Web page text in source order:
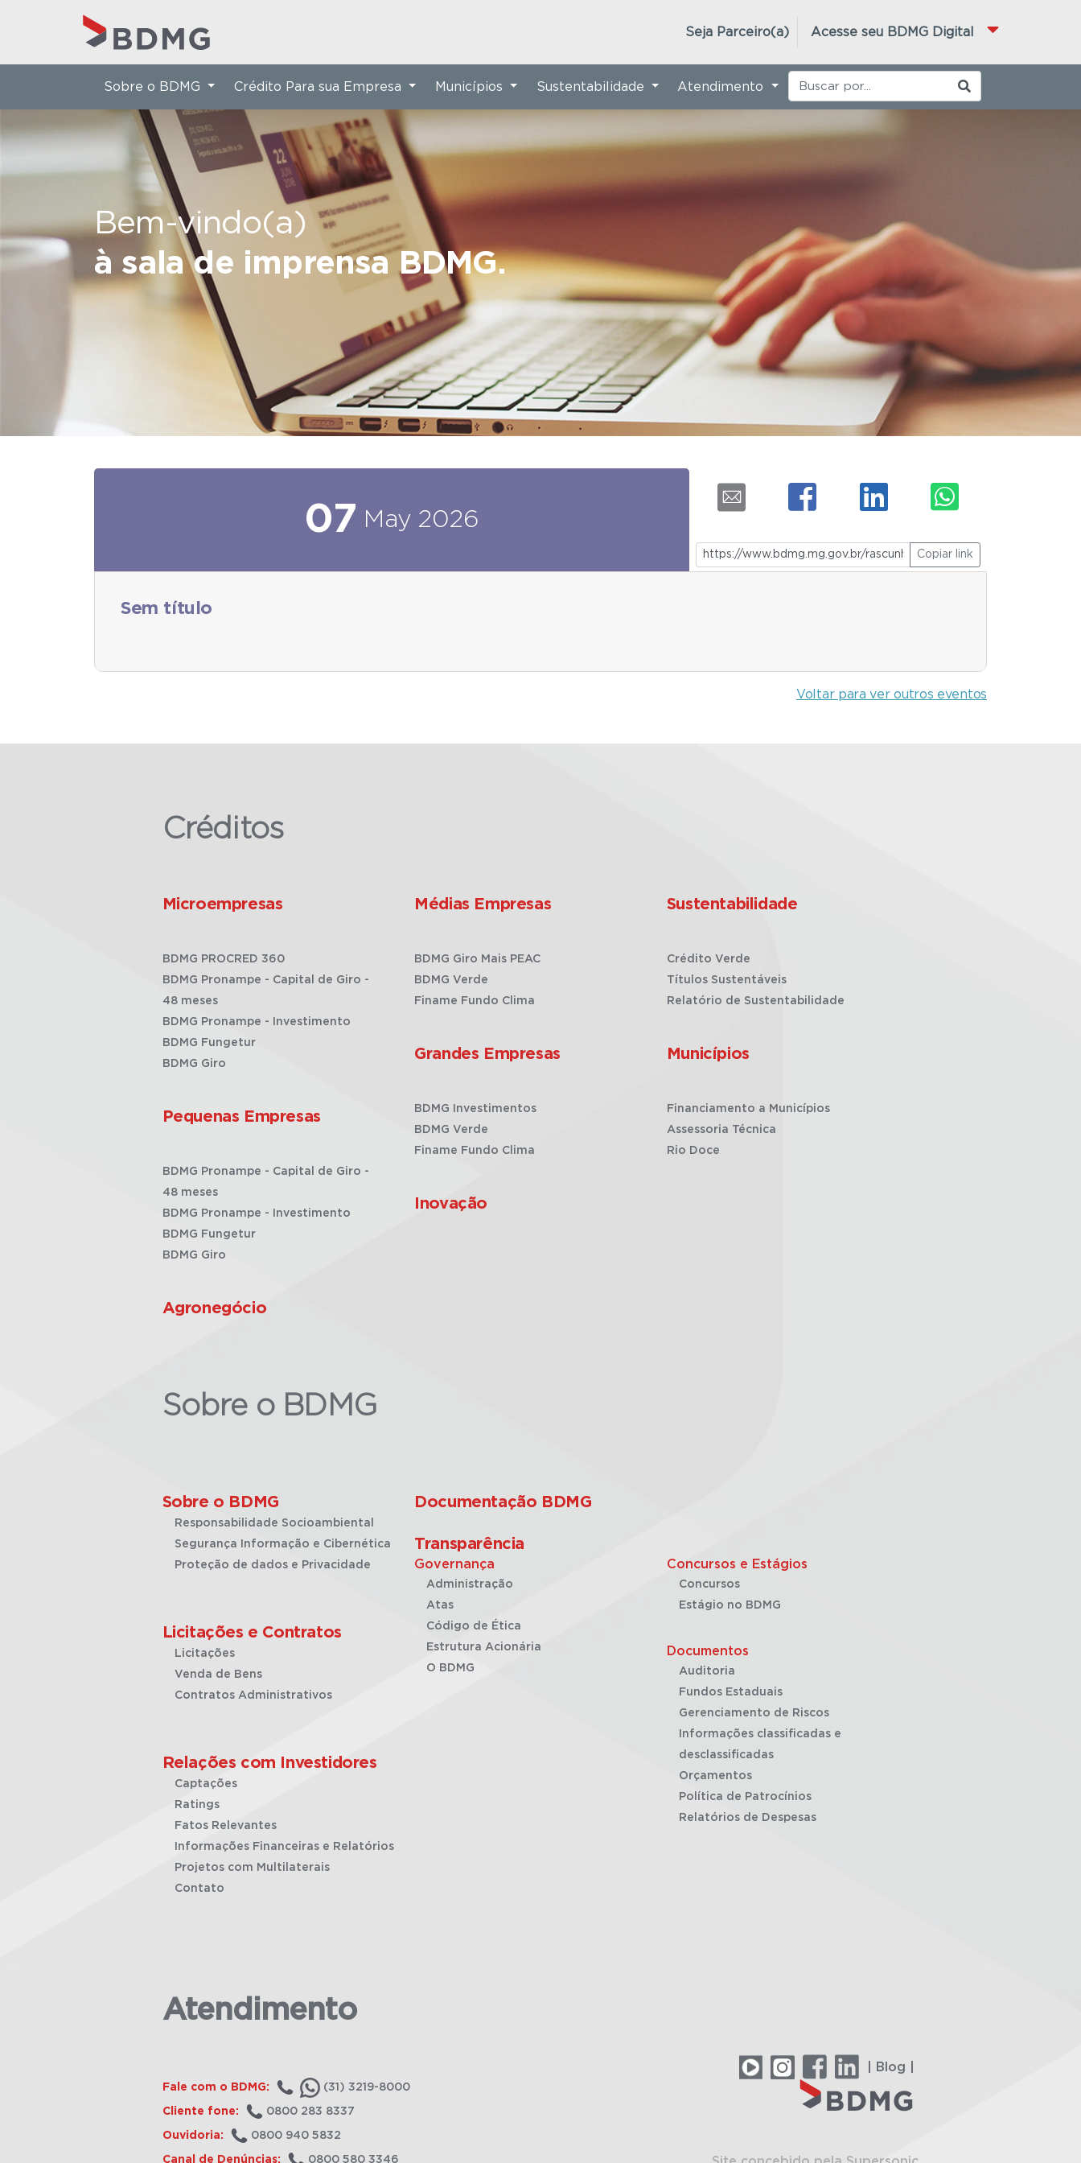
Acesse seu BDMG Digital
Seja Parceiro(a)
Bem-vindo(a)
à sala de imprensa BDMG.
Sobre o BDMG Crédito Para sua Empresa Municípios Sustentabilidade Atendimento
07 May 2026
Copiar link
Sem título
Voltar para ver outros eventos
Créditos
Microempresas
BDMG PROCRED 360
BDMG Pronampe - Capital de Giro -
48 meses
BDMG Pronampe - Investimento
BDMG Fungetur
BDMG Giro
Pequenas Empresas
BDMG Pronampe - Capital de Giro -
48 meses
BDMG Pronampe - Investimento
BDMG Fungetur
BDMG Giro
Agronegócio
Médias Empresas
BDMG Giro Mais PEAC
BDMG Verde
Finame Fundo Clima
Grandes Empresas
BDMG Investimentos
BDMG Verde
Finame Fundo Clima
Inovação
Sustentabilidade
Crédito Verde
Títulos Sustentáveis
Relatório de Sustentabilidade
Municípios
Financiamento a Municípios
Assessoria Técnica
Rio Doce
Sobre o BDMG
Sobre o BDMG
Responsabilidade Socioambiental
Segurança Informação e Cibernética
Proteção de dados e Privacidade
Licitações e Contratos
Licitações
Venda de Bens
Contratos Administrativos
Relações com Investidores
Captações
Ratings
Fatos Relevantes
Informações Financeiras e Relatórios
Projetos com Multilaterais
Contato
Documentação BDMG
Transparência
Governança
Administração
Atas
Código de Ética
Estrutura Acionária
O BDMG
Concursos e Estágios
Concursos
Estágio no BDMG
Documentos
Auditoria
Fundos Estaduais
Gerenciamento de Riscos
Informações classificadas e
desclassificadas
Orçamentos
Política de Patrocínios
Relatórios de Despesas
Atendimento
Fale com o BDMG: (31) 3219-8000
Cliente fone: 0800 283 8337
Ouvidoria: 0800 940 5832
Canal de Denúncias: 0800 580 3346
| Blog |